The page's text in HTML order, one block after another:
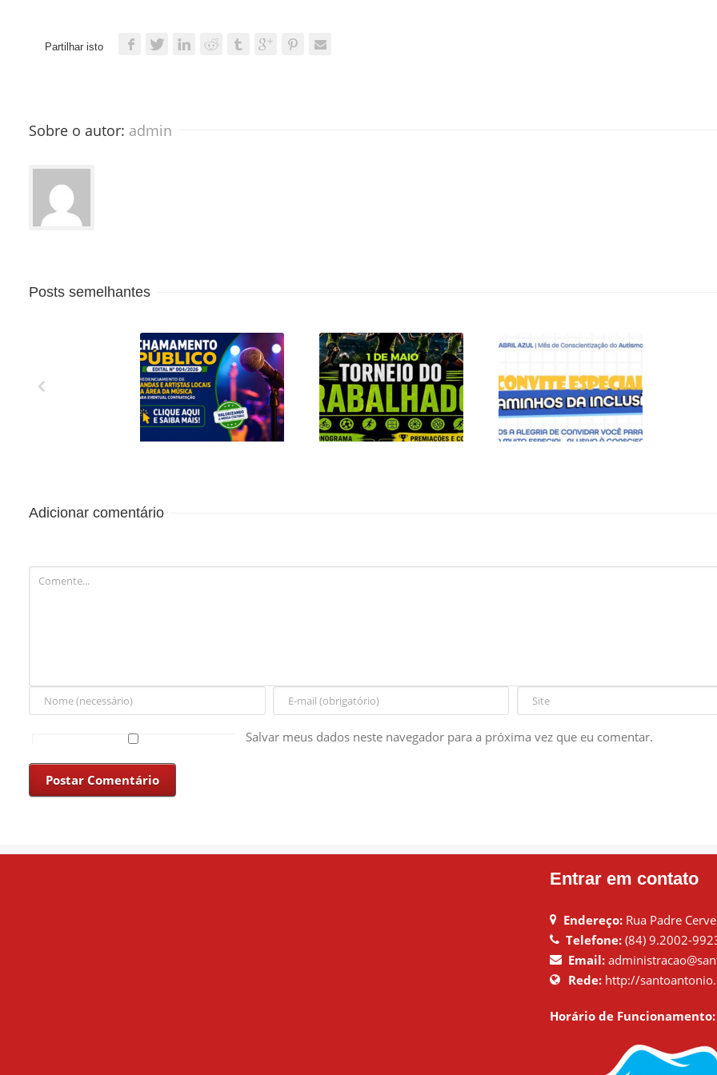
Partilhar isto
Sobre o autor: admin
Posts semelhantes
CREDENCIAMENTO
1º DE MAIO É DIA DE
CONVITE ESPECIAL
Adicionar comentário
Salvar meus dados neste navegador para a próxima vez que eu comentar.
Entrar em contato
Endereço: Rua Padre
Telefone: (84) 9.2002-
Email:
Rede: http://
Horário de Funcionamento: